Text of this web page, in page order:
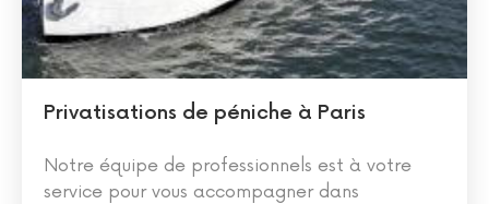
Privatisations de péniche à Paris
Notre équipe de professionnels est à votre
service pour vous accompagner dans